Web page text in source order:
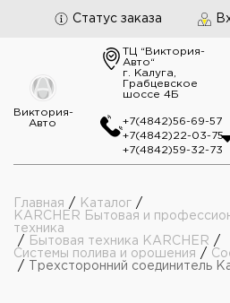
Статус заказа
Виктория-
Авто
ТЦ “Виктория-
Авто“
г. Калуга,
Грабцевское
шоссе 4Б
+7(4842)56-69-57
+7(4842)22-03-75
+7(4842)59-32-73
Главная / Каталог /
KARCHER Бытовая и
техника
/
Бытовая техника KARCHER /
Системы полива и орошения /
/
Трехсторонний соединитель